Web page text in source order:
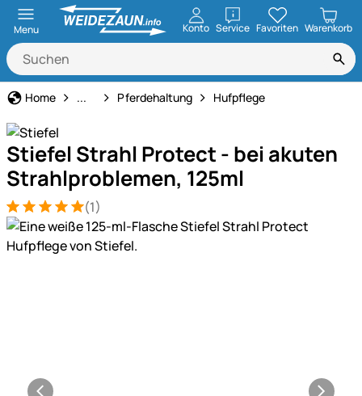
Menu Konto ServiceöffnenFavoriten Warenkorb
Home Tierbedarf
... Pferdehaltung Hufpflege
Stiefel Strahl Protect - bei akuten
Strahlproblemen, 125ml
Bewertung: 5 von 5 (1 Bewertungen)
1 Bewertung (1)
Produktgalerie